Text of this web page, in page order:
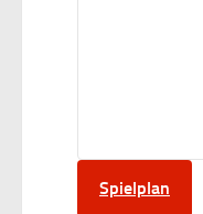
Spielplan